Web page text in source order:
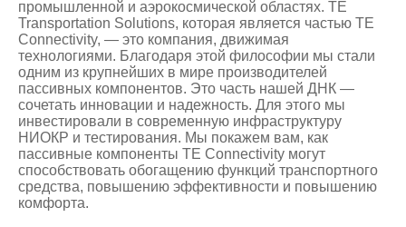
промышленной и аэрокосмической областях. TE
Transportation Solutions, которая является частью TE
Connectivity, — это компания, движимая
технологиями. Благодаря этой философии мы стали
одним из крупнейших в мире производителей
пассивных компонентов. Это часть нашей ДНК —
сочетать инновации и надежность. Для этого мы
инвестировали в современную инфраструктуру
НИОКР и тестирования. Мы покажем вам, как
пассивные компоненты TE Connectivity могут
способствовать обогащению функций транспортного
средства, повышению эффективности и повышению
комфорта.